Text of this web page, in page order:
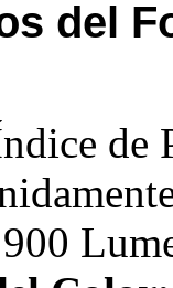
del
de
900